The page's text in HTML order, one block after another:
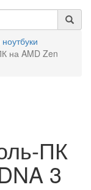
на AMD Zen
ПК
3